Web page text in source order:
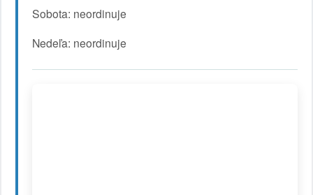
Sobota: neordinuje
Nedeľa: neordinuje